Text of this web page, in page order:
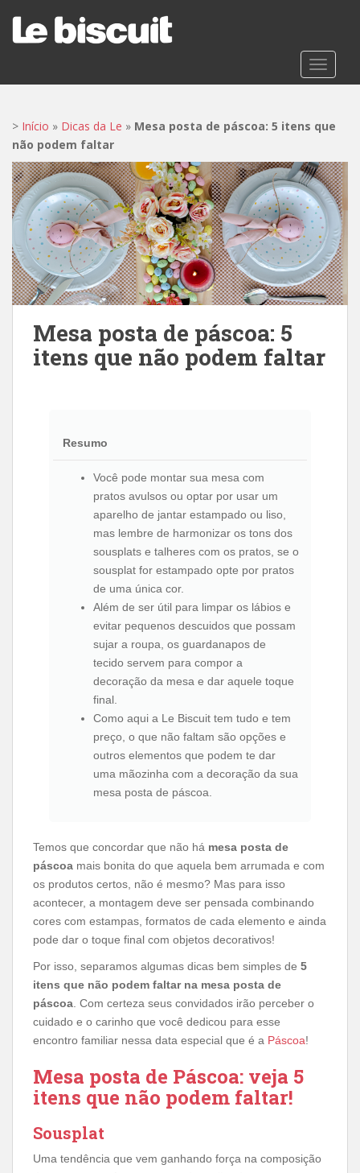
t
> Início » Dicas da Le » Mesa posta de páscoa: 5 itens que
não podem faltar
Mesa posta de páscoa: 5
itens que não podem faltar
Resumo
Você pode montar sua mesa com
pratos avulsos ou optar por usar um
aparelho de jantar estampado ou liso,
mas lembre de harmonizar os tons dos
sousplats e talheres com os pratos, se o
sousplat for estampado opte por pratos
de uma única cor.
Além de ser útil para limpar os lábios e
evitar pequenos descuidos que possam
sujar a roupa, os guardanapos de
tecido servem para compor a
decoração da mesa e dar aquele toque
final.
Como aqui a Le Biscuit tem tudo e tem
preço, o que não faltam são opções e
outros elementos que podem te dar
uma mãozinha com a decoração da sua
mesa posta de páscoa.
Temos que concordar que não há mesa posta de
páscoa mais bonita do que aquela bem arrumada e com
os produtos certos, não é mesmo? Mas para isso
acontecer, a montagem deve ser pensada combinando
cores com estampas, formatos de cada elemento e ainda
pode dar o toque final com objetos decorativos!
Por isso, separamos algumas dicas bem simples de 5
itens que não podem faltar na mesa posta de
páscoa. Com certeza seus convidados irão perceber o
cuidado e o carinho que você dedicou para esse
encontro familiar nessa data especial que é a Páscoa!
Mesa posta de Páscoa: veja 5
itens que não podem faltar!
Sousplat
Uma tendência que vem ganhando força na composição